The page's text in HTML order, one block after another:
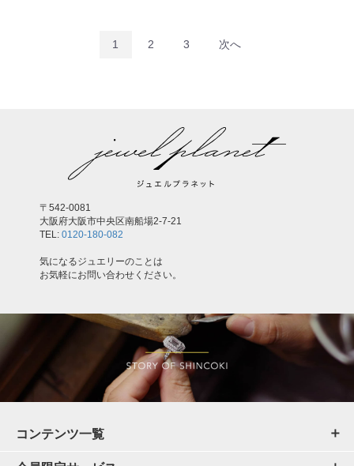
1 2 3 次へ
〒542-0081
大阪府大阪市中央区南船場2-7-21
TEL: 0120-180-082
気になるジュエリーのことは
お気軽にお問い合わせください。
コンテンツ一覧